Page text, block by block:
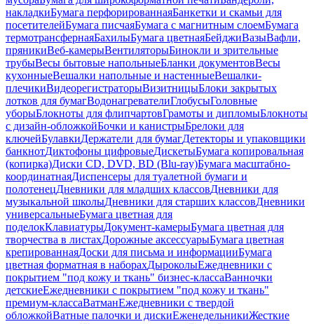
накладкиБумага перфорированнаяБанкетки и скамьи для
посетителейБумага писчаяБумага с магнитным слоемБумага
термотрансфернаяБахилыБумага цветнаяБейджиВазыВафли,
пряникиВеб-камерыВентиляторыБинокли и зрительные
трубыВесы бытовые напольныеБланки документовВесы
кухонныеВешалки напольные и настенныеВешалки-
плечикиВидеорегистраторыВизитницыБлоки закрытых
лотков для бумагВодонагревателиГлобусыГоловные
уборыБлокноты для флипчартовГрамоты и дипломыБлокноты
с дизайн-обложкойБочки и канистрыБрелоки для
ключейБулавкиДержатели для бумагДетекторы и упаковщики
банкнотДиктофоны цифровыеДискетыБумага копировальная
(копирка)Диски CD, DVD, BD (Blu-ray)Бумага масштабно-
координатнаяДиспенсеры для туалетной бумаги и
полотенецДневники для младших классовДневники для
музыкальной школыДневники для старших классовДневники
универсальныеБумага цветная для
поделокКлавиатурыДокумент-камерыБумага цветная для
творчества в листахДорожные аксессуарыБумага цветная
крепированнаяДоски для письма и информацииБумага
цветная форматная в наборахДыроколыЕжедневники с
покрытием "под кожу и ткань" бизнес-классаВанночки
детскиеЕжедневники с покрытием "под кожу и ткань"
премиум-классаВатманЕжедневники с твердой
обложкойВатные палочки и дискиЕженедельникиЖесткие